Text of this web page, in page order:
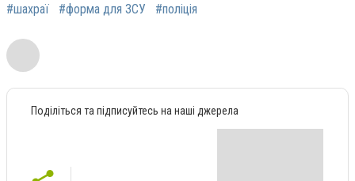
#шахраї #форма для ЗСУ #поліція
Поділіться та підписуйтесь на наші джерела